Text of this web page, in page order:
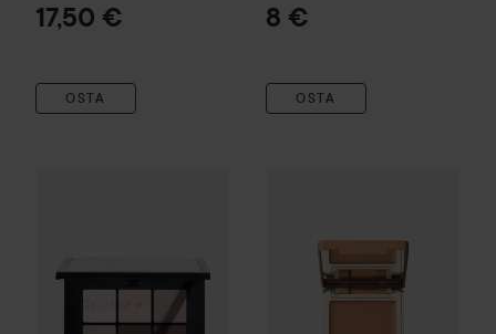
17,50 €
OSTA
8 €
OSTA